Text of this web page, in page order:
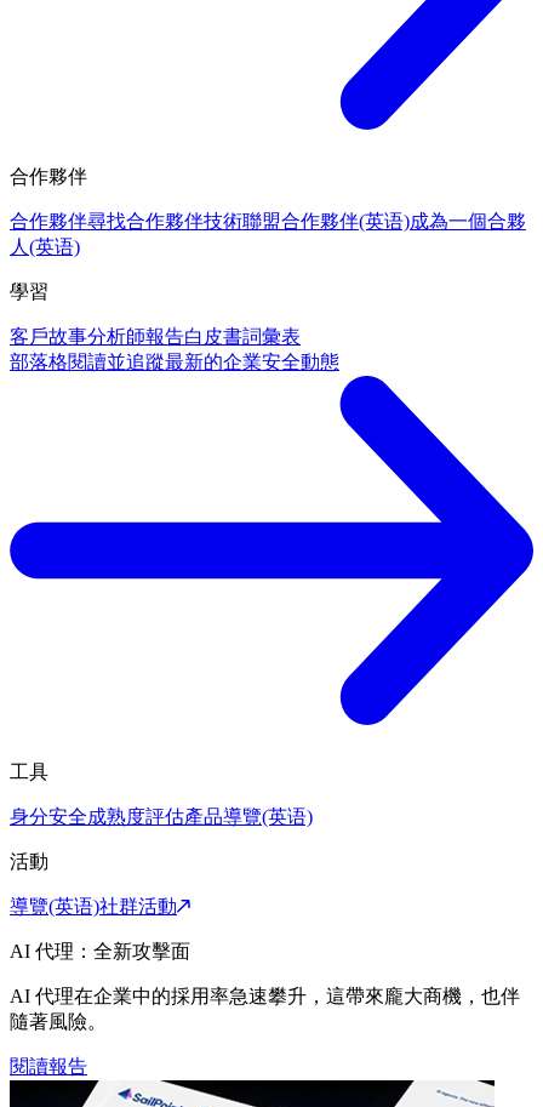
合作夥伴
合作夥伴尋找合作夥伴技術聯盟合作夥伴(英语)成為一個合夥
人(英语)
學習
客戶故事分析師報告白皮書詞彙表
部落格閱讀並追蹤最新的企業安全動態
工具
身分安全成熟度評估產品導覽(英语)
活動
導覽(英语)社群活動
AI 代理：全新攻擊面
AI 代理在企業中的採用率急速攀升，這帶來龐大商機，也伴
隨著風險。
閱讀報告